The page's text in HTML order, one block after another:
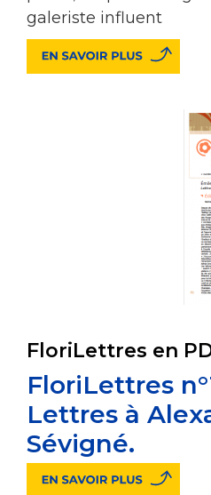
galeriste influent
FloriLettres en
FloriLettres
Lettres à
Sévigné.